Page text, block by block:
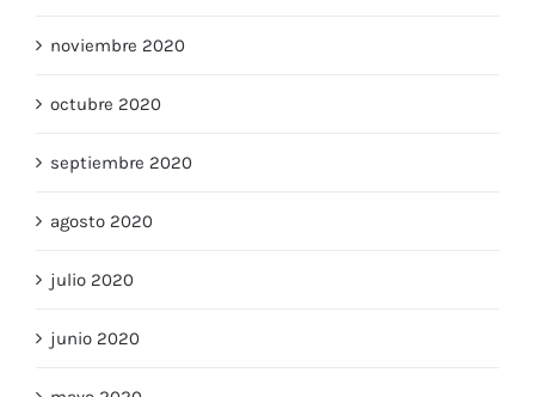
noviembre 2020
octubre 2020
septiembre 2020
agosto 2020
julio 2020
junio 2020